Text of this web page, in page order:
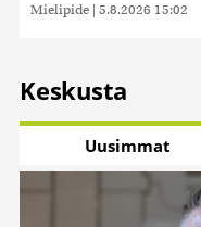
Mielipide | 5.8.2026 15:02
Keskusta
Uusimmat